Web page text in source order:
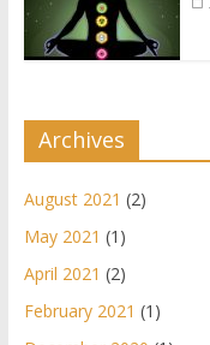
Archives
August 2021 (2)
May 2021 (1)
April 2021 (2)
February 2021 (1)